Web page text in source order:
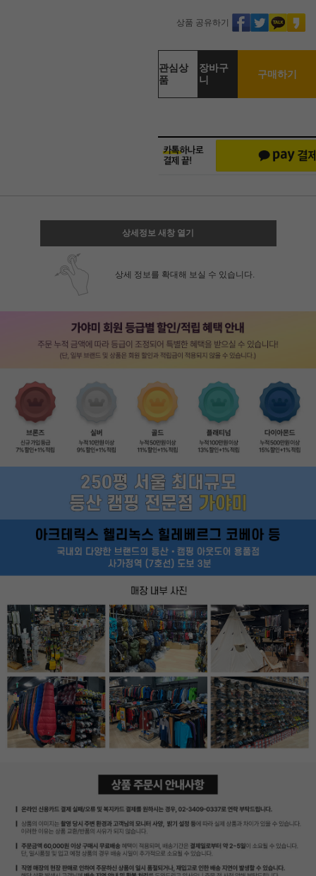
상품 공유하기
관심상
품
장바구
니
구매하기
상세정보 새창 열기
상세 정보를 확대해 보실 수 있습니다.